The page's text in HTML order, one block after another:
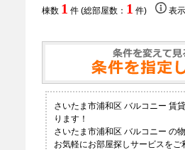
棟数 1 件 (総部屋数： 1 件) 表
さいたま市浦和区 バルコニー 賃
ります！
さいたま市浦和区 バルコニー の
お気軽にお部屋探しサービスを